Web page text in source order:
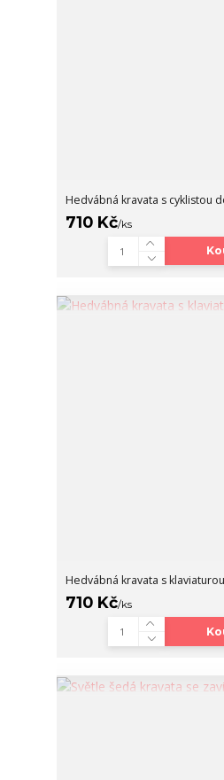
Hedvábná kravata s cyklistou
710 Kč/ks
Hedvábná kravata s
710 Kč/ks